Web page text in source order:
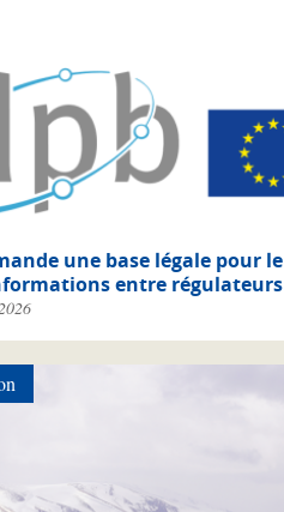
une base légale pour le
entre régulateurs